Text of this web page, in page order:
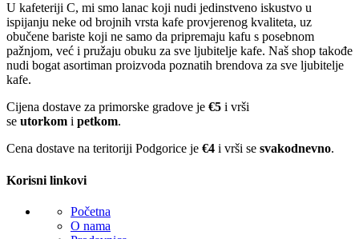
U kafeteriji C, mi smo lanac koji nudi jedinstveno iskustvo u
ispijanju neke od brojnih vrsta kafe provjerenog kvaliteta, uz
obučene bariste koji ne samo da pripremaju kafu s posebnom
pažnjom, već i pružaju obuku za sve ljubitelje kafe. Naš shop takođe
nudi bogat asortiman proizvoda poznatih brendova za sve ljubitelje
kafe.
Cijena dostave za primorske gradove je €5 i vrši
se utorkom i petkom.
Cena dostave na teritoriji Podgorice je €4 i vrši se svakodnevno.
Korisni linkovi
Početna
O nama